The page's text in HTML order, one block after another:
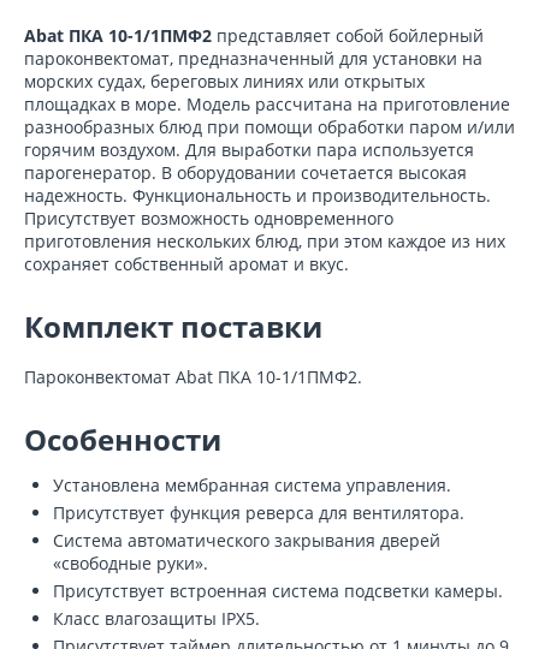
Abat ПКА 10-1/1ПМФ2 представляет собой бойлерный
пароконвектомат, предназначенный для установки на
морских судах, береговых линиях или открытых
площадках в море. Модель рассчитана на приготовление
разнообразных блюд при помощи обработки паром и/или
горячим воздухом. Для выработки пара используется
парогенератор. В оборудовании сочетается высокая
надежность. Функциональность и производительность.
Присутствует возможность одновременного
приготовления нескольких блюд, при этом каждое из них
сохраняет собственный аромат и вкус.
Комплект поставки
Пароконвектомат Abat ПКА 10-1/1ПМФ2.
Особенности
Установлена мембранная система управления.
Присутствует функция реверса для вентилятора.
Система автоматического закрывания дверей
«свободные руки».
Присутствует встроенная система подсветки камеры.
Класс влагозащиты IPX5.